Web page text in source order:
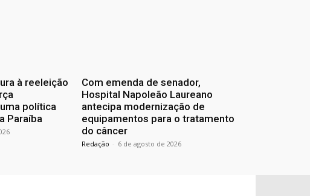
à reeleição
política
Paraíba
Com emenda de senador,
Hospital Napoleão Laureano
antecipa modernização de
equipamentos para o tratamento
do câncer
Redação - 6 de agosto de 2026